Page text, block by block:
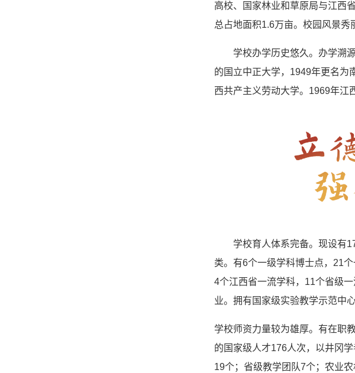
高校、国家林业和草原局与江西
总占地面积1.6万亩。校园风景秀
学校办学历史悠久。办学溯
的国立中正大学，1949年更名为
西共产主义劳动大学。1969年江
学校育人体系完备。现设有
类。有6个一级学科博士点，21
4个江西省一流学科，11个省级
业。拥有国家级实验教学示范中
学校师资力量较为雄厚。有在职
的国家级人才176人次，以井冈
19个；省级教学团队7个；农业